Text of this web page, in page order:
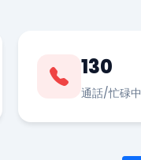
130
通話/忙碌中